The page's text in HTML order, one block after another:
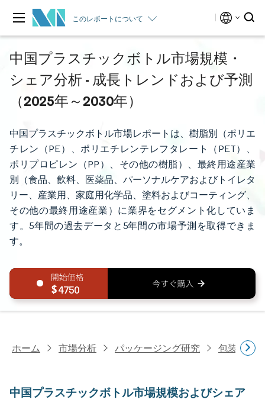
このレポートについて
中国プラスチックボトル市場規模・
シェア分析 - 成長トレンドおよび予測
（2025年～2030年）
中国プラスチックボトル市場レポートは、樹脂別（ポリエ
チレン（PE）、ポリエチレンテレフタレート（PET）、
ポリプロピレン（PP）、その他の樹脂）、最終用途産業
別（食品、飲料、医薬品、パーソナルケアおよびトイレタ
リー、産業用、家庭用化学品、塗料およびコーティング、
その他の最終用途産業）に業界をセグメント化していま
す。5年間の過去データと5年間の市場予測を取得できま
す。
4750
ホーム 市場分析 パッケージング研究 包装製品
中国プラスチックボトル市場規模およびシェア